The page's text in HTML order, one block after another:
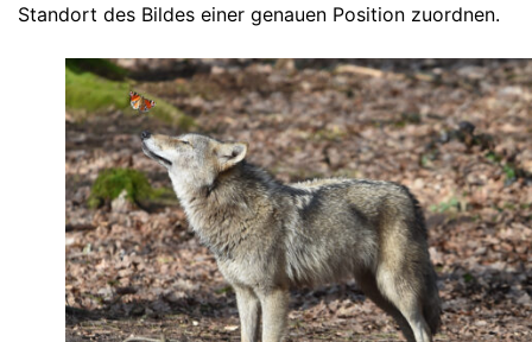
Standort des Bildes einer genauen Position zuordnen.